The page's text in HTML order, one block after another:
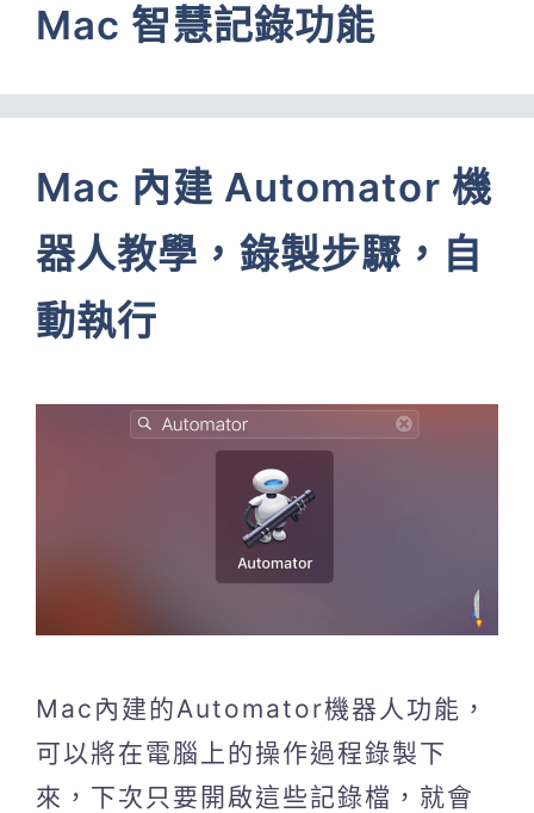
Mac 智慧記錄功能
Mac 內建 Automator 機
器人教學，錄製步驟，自
動執行
Mac內建的Automator機器人功能，
可以將在電腦上的操作過程錄製下
來，下次只要開啟這些記錄檔，就會